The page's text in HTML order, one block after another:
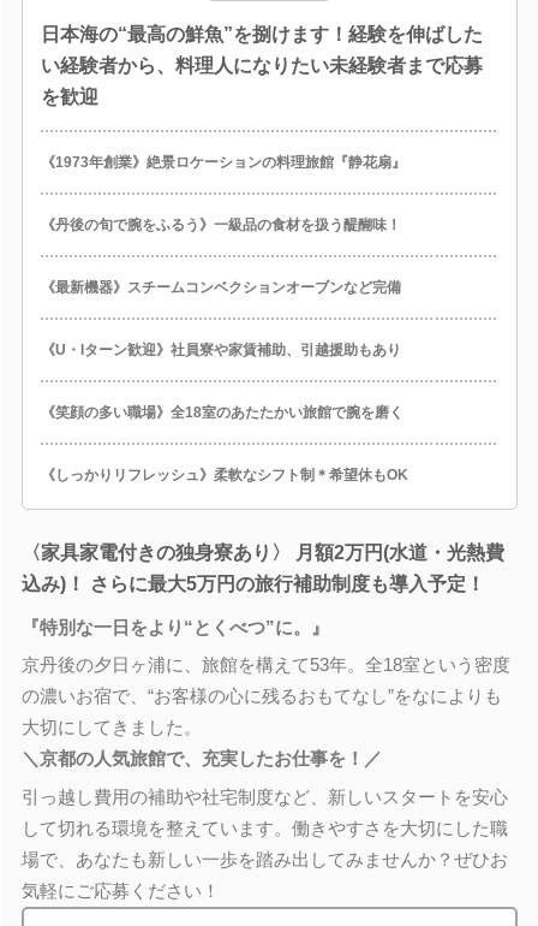
日本海の“最高の鮮魚”を捌けます！経験を伸ばした
い経験者から、料理人になりたい未経験者まで応募
を歓迎
《1973年創業》絶景ロケーションの料理旅館『静花扇』
《丹後の旬で腕をふるう》一級品の食材を扱う醍醐味！
《最新機器》スチームコンベクションオーブンなど完備
《U・Iターン歓迎》社員寮や家賃補助、引越援助もあり
《笑顔の多い職場》全18室のあたたかい旅館で腕を磨く
《しっかりリフレッシュ》柔軟なシフト制＊希望休もOK
〈家具家電付きの独身寮あり〉 月額2万円(水道・光熱費
込み)！ さらに最大5万円の旅行補助制度も導入予定！
『特別な一日をより“とくべつ”に。』
京丹後の夕日ヶ浦に、旅館を構えて53年。全18室という密度
の濃いお宿で、“お客様の心に残るおもてなし”をなによりも
大切にしてきました。
＼京都の人気旅館で、充実したお仕事を！／
引っ越し費用の補助や社宅制度など、新しいスタートを安心
して切れる環境を整えています。働きやすさを大切にした職
場で、あなたも新しい一歩を踏み出してみませんか？ぜひお
気軽にご応募ください！